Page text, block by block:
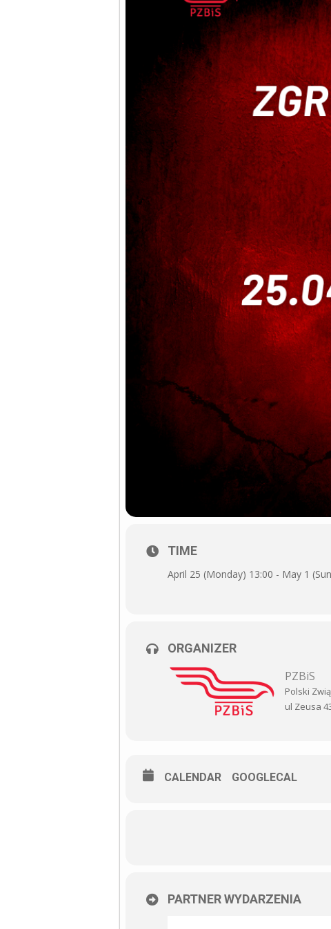
TIME
April 25 (Monday) 13:00 - May 1
ORGANIZER
PZBiS
Polski
ul Zeusa
CALENDAR GOOGLECAL
PARTNER WYDARZENIA